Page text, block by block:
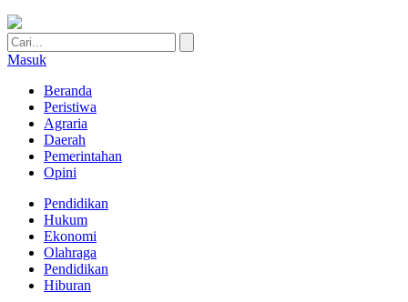
Masuk
Beranda
Peristiwa
Agraria
Daerah
Pemerintahan
Opini
Pendidikan
Hukum
Ekonomi
Olahraga
Pendidikan
Hiburan